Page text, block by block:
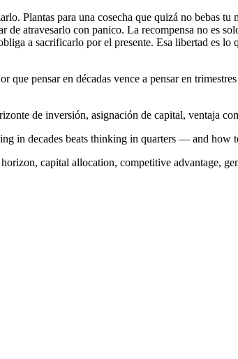
Plantas para una cosecha que quizá no bebas
atravesarlo con panico. La recompensa no es
a sacrificarlo por el presente. Esa libertad es
pensar en décadas vence a pensar en
de inversión, asignación de capital, ventaja
in decades beats thinking in quarters — and how
capital allocation, competitive advantage,